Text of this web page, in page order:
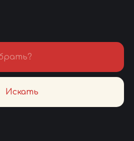
Искать